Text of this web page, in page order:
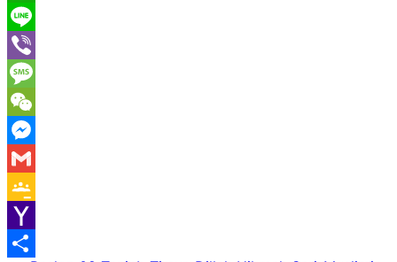
WhatsApp
Line
Viber
Message
WeChat
Messenger
Gmail
Google
Classroom
Yahoo